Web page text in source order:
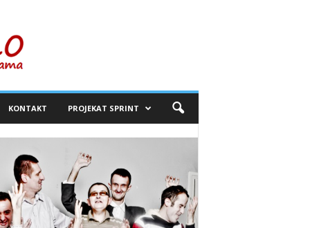
KONTAKT PROJEKAT SPRINT